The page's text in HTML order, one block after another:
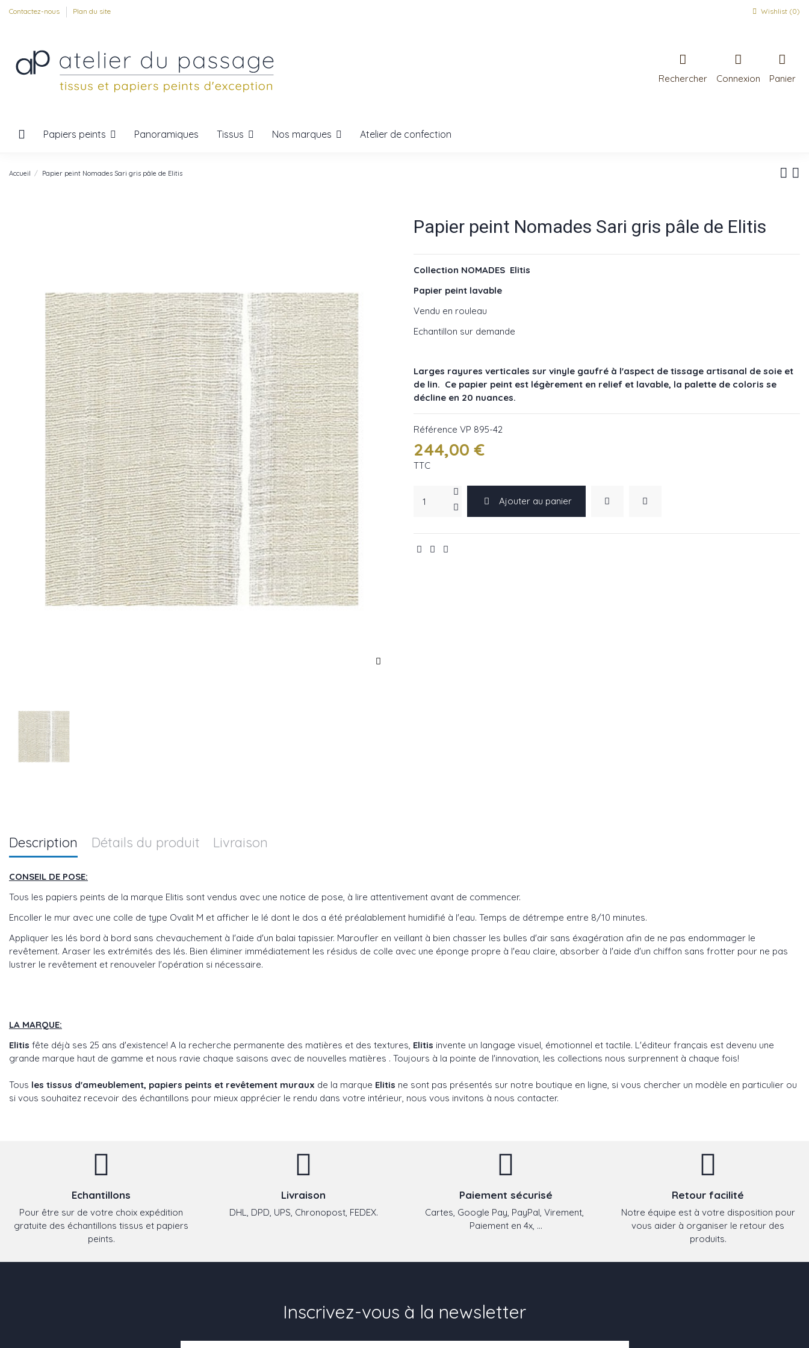
Contactez-nous Plan du site Wishlist (0)
Rechercher Connexion Panier
Papiers peints Panoramiques Tissus Nos marques Atelier de confection
Accueil Papier peint Nomades Sari gris pâle de Elitis
Papier peint Nomades Sari gris pâle de Elitis
Collection NOMADES Elitis
Papier peint lavable
Vendu en rouleau
Echantillon sur demande
Larges rayures verticales sur vinyle gaufré à l'aspect de tissage artisanal de soie et
de lin. Ce papier peint est légèrement en relief et lavable, la palette de coloris se
décline en 20 nuances.
Référence VP 895-42
244,00 €
TTC
Ajouter au panier
Description Détails du produit Livraison
CONSEIL DE POSE:
Tous les papiers peints de la marque Elitis sont vendus avec une notice de pose, à lire attentivement avant de commencer.
Encoller le mur avec une colle de type Ovalit M et afficher le lé dont le dos a été préalablement humidifié à l'eau. Temps de détrempe entre 8/10 minutes.
Appliquer les lés bord à bord sans chevauchement à l'aide d'un balai tapissier. Maroufler en veillant à bien chasser les bulles d'air sans éxagération afin de ne pas endommager le
revêtement. Araser les extrémités des lés. Bien éliminer immédiatement les résidus de colle avec une éponge propre à l'eau claire, absorber à l'aide d'un chiffon sans frotter pour ne pas
lustrer le revêtement et renouveler l'opération si nécessaire.
LA MARQUE:
Elitis fête déjà ses 25 ans d'existence! A la recherche permanente des matières et des textures, Elitis invente un langage visuel, émotionnel et tactile. L'éditeur français est devenu une
grande marque haut de gamme et nous ravie chaque saisons avec de nouvelles matières . Toujours à la pointe de l'innovation, les collections nous surprennent à chaque fois!
Tous les tissus d'ameublement, papiers peints et revêtement muraux de la marque Elitis ne sont pas présentés sur notre boutique en ligne, si vous chercher un modèle en particulier ou
si vous souhaitez recevoir des échantillons pour mieux apprécier le rendu dans votre intérieur, nous vous invitons à nous contacter.
Echantillons
Pour être sur de votre choix expédition
gratuite des échantillons tissus et papiers
peints.
Livraison
DHL, DPD, UPS, Chronopost, FEDEX.
Paiement sécurisé
Cartes, Google Pay, PayPal, Virement,
Paiement en 4x, ...
Retour facilité
Notre équipe est à votre disposition pour
vous aider à organiser le retour des
produits.
Inscrivez-vous à la newsletter